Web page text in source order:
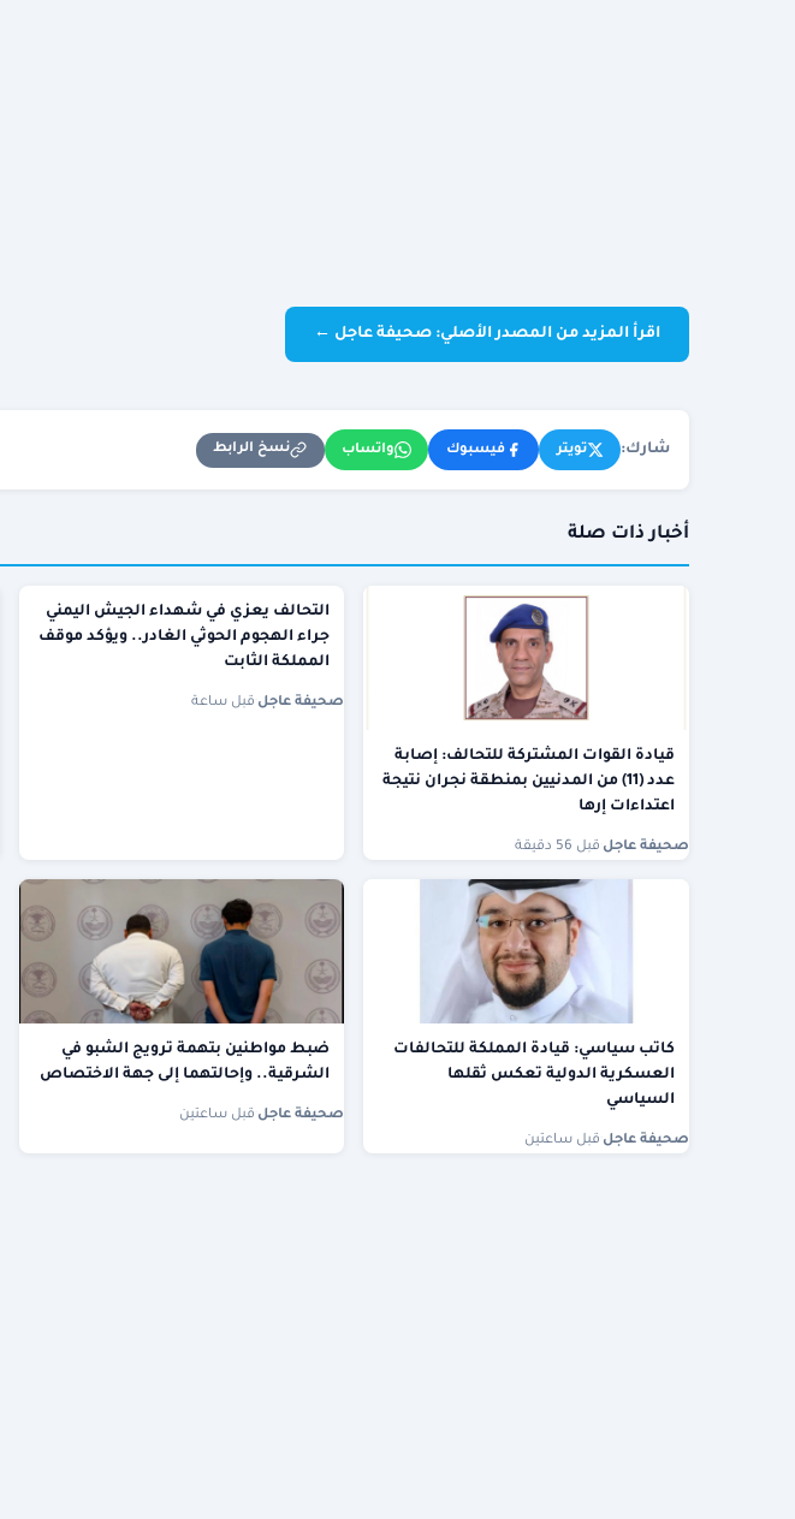
اقرأ المزيد من المصدر الأصلي: صحيفة عاجل ←
شارك: تويتر فيسبوك واتساب نسخ الرابط
أخبار ذات صلة
قيادة القوات المشتركة للتحالف: إصابة
عدد (11) من المدنيين بمنطقة نجران نتيجة
اعتداءات إرها
صحيفة عاجل قبل 56 دقيقة
التحالف يعزي في شهداء الجيش اليمني
جراء الهجوم الحوثي الغادر.. ويؤكد موقف
المملكة الثابت
صحيفة عاجل قبل ساعة
كاتب سياسي: قيادة المملكة للتحالفات
العسكرية الدولية تعكس ثقلها
السياسي
صحيفة عاجل قبل ساعتين
ضبط مواطنين بتهمة ترويج الشبو في
الشرقية.. وإحالتهما إلى جهة الاختصاص
صحيفة عاجل قبل ساعتين